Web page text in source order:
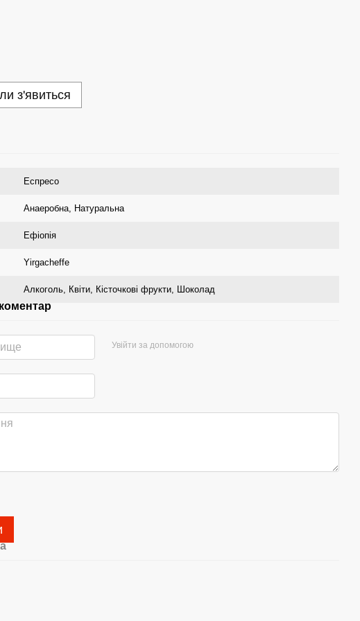
з'явиться
Еспресо
Анаеробна, Натуральна
Ефіопія
Yirgacheffe
Алкоголь, Квіти, Кісточкові фрукти, Шоколад
Увійти за допомогою